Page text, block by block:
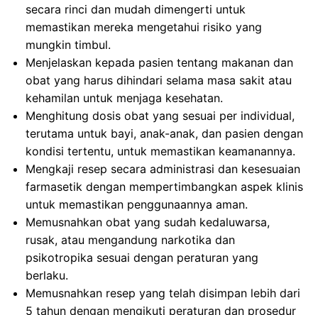
secara rinci dan mudah dimengerti untuk
memastikan mereka mengetahui risiko yang
mungkin timbul.
Menjelaskan kepada pasien tentang makanan dan
obat yang harus dihindari selama masa sakit atau
kehamilan untuk menjaga kesehatan.
Menghitung dosis obat yang sesuai per individual,
terutama untuk bayi, anak-anak, dan pasien dengan
kondisi tertentu, untuk memastikan keamanannya.
Mengkaji resep secara administrasi dan kesesuaian
farmasetik dengan mempertimbangkan aspek klinis
untuk memastikan penggunaannya aman.
Memusnahkan obat yang sudah kedaluwarsa,
rusak, atau mengandung narkotika dan
psikotropika sesuai dengan peraturan yang
berlaku.
Memusnahkan resep yang telah disimpan lebih dari
5 tahun dengan mengikuti peraturan dan prosedur